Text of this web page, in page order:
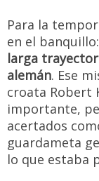
Para la
en el banquillo:
larga
alemán. Ese
croata Robert
importante,
acertados
guardameta
lo que estaba